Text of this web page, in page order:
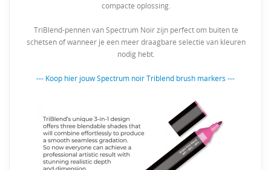
compacte oplossing.
TriBlend-pennen van Spectrum Noir zijn perfect om buiten te
schetsen of wanneer je een meer draagbare selectie van kleuren
nodig hebt.
--- Koop hier jouw Spectrum noir Triblend brush markers ---